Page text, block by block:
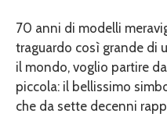
70 anni di modelli
traguardo così grande di
il mondo, voglio partire
piccola: il bellissimo
che da sette decenni